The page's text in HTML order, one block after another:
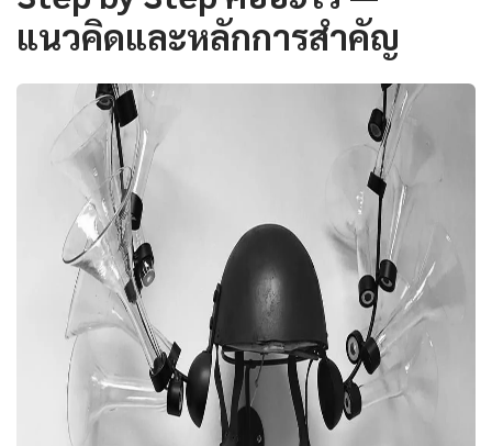
แนวคิดและหลักการสำคัญ